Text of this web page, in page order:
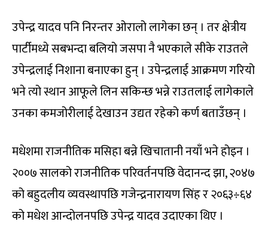
उपेन्द्र यादव पनि निरन्तर ओरालो लागेका छन् । तर क्षेत्रीय
पार्टीमध्ये सबभन्दा बलियो जसपा नै भएकाले सीके राउतले
उपेन्द्रलाई निशाना बनाएका हुन् । उपेन्द्रलाई आक्रमण गरियो
भने त्यो स्थान आफूले लिन सकिन्छ भन्ने राउतलाई लागेकाले
उनका कमजोरीलाई देखाउन उद्यत रहेको कर्ण बताउँछन् ।
मधेशमा राजनीतिक मसिहा बन्ने खिचातानी नयाँ भने होइन ।
२००७ सालको राजनीतिक परिवर्तनपछि वेदानन्द झा, २०४७
को बहुदलीय व्यवस्थापछि गजेन्द्रनारायण सिंह र २०६३÷६४
को मधेश आन्दोलनपछि उपेन्द्र यादव उदाएका थिए ।